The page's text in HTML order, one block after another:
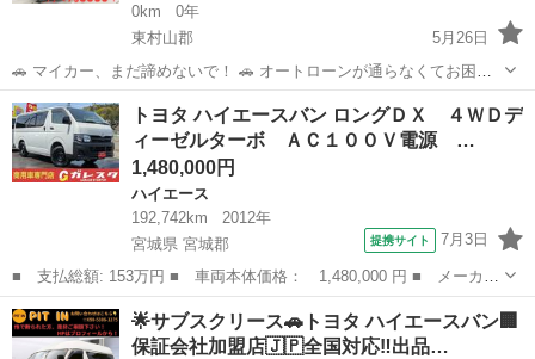
0km
0年
東村山郡
5月26日
🚗 マイカー、まだ諦めないで！ 🚗 オートローンが通らなくてお困り
の方へ。 当店独自の「サブスクリース」で、ご希望のお車に乗りませ
んか？ ​🚘 【車両詳細】 🚘 ■ ■ 年式：令和2年 ■ 走行距離：139,846km
...
山形 東村山郡 ハイエース
トヨタ ハイエースバン ロングＤＸ ４ＷＤデ
ィーゼルターボ ＡＣ１００Ｖ電源 …
1,480,000円
ハイエース
192,742km
2012年
宮城県 宮城郡
提携サイト 7月3日
■ 支払総額: 153万円 ■ 車両本体価格： 1,480,000 円 ■ メーカー
名： トヨタ ■ 車種名： ハイエースバン ■ グレード名： ロン
グＤＸ ４ＷＤディーゼルターボ ＡＣ１００Ｖ電源 ドラレコ内臓
デジタルル...
宮城 宮城郡 ハイエース
︎🌟サブスクリース🚗トヨタ ハイエースバン🏢
保証会社加盟店🇯🇵全国対応‼️出品…